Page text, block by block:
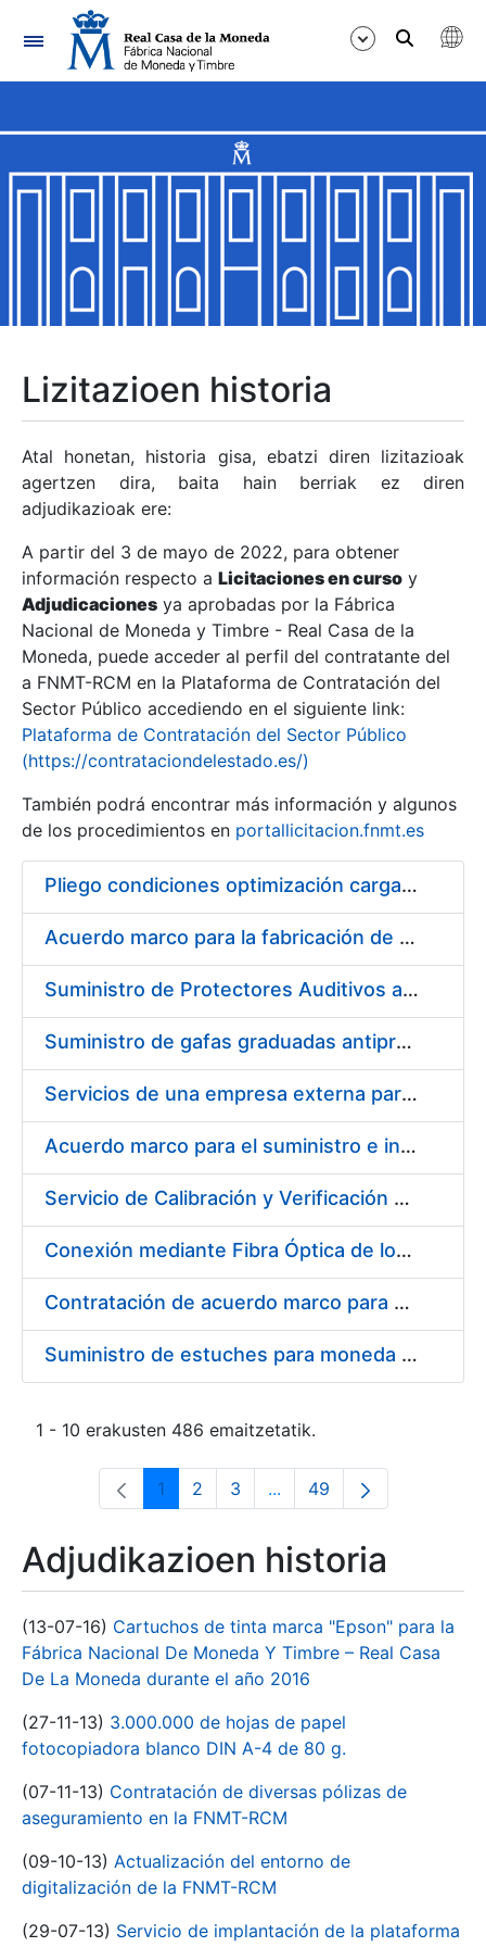
Nabigazioa
Erakutsi/Ezkutatu
Erakutsi/Ezkutatu
Erakutsi/Ezkutatu
Erakutsi/Ezkutatu
Erakutsi/Ezkutatu
Erakutsi/Ezkutatu
Erakutsi/Ezkutatu
Erakutsi/Ezkutatu
Lizitazioen historia
Atal honetan, historia gisa, ebatzi diren lizitazioak
agertzen dira, baita hain berriak ez diren
adjudikazioak ere:
A partir del 3 de mayo de 2022, para obtener
información respecto a Licitaciones en curso y
Adjudicaciones ya aprobadas por la Fábrica
Nacional de Moneda y Timbre - Real Casa de la
Moneda, puede acceder al perfil del contratante del
a FNMT-RCM en la Plataforma de Contratación del
Sector Público accediendo en el siguiente link:
Plataforma de Contratación del Sector Público
(https://contrataciondelestado.es/)
También podrá encontrar más información y algunos
de los procedimientos en portallicitacion.fnmt.es
Pliego condiciones optimización cargas compras firmado
Acuerdo marco para la fabricación de piezas
Suministro de Protectores Auditivos a medida para las personas trabajadoras de los Centros de Trabajo de Madrid y Burgos
Suministro de gafas graduadas antiproyecciones para los trabajadores de la FNMT-RCM en los centros de trabajo de Madrid y Burgos
Servicios de una empresa externa para el asesoramiento y resolución de los recursos de alzada que se presentan relacionados con procesos de selección para la FNMT-RCM
Acuerdo marco para el suministro e instalación de persianas, estores y otros complementos
Servicio de Calibración y Verificación Externa de los Equipos de Medición del Servicio de Prevención de la FNMT-RCM
Conexión mediante Fibra Óptica de los Centros de Proceso de Datos (CPDs) de las sedes de la FNMT-RCM de Burgos y Madrid
Contratación de acuerdo marco para el Suministro de Material de Electricidad para la Fábrica Nacional de Moneda y Timbre-Real Casa de la Moneda en su centro de trabajo de Burgos
Suministro de estuches para moneda de 30 €
1 - 10 erakusten 486 emaitzetatik.
Orrialdea
1 Orrialdea
2 Orrialdea
3 ...Intermediate Pages Use
Orrialdea
49
Adjudikazioen historia
(13-07-16) Cartuchos de tinta marca "Epson" para la
Fábrica Nacional De Moneda Y Timbre – Real Casa
De La Moneda durante el año 2016
(27-11-13) 3.000.000 de hojas de papel
fotocopiadora blanco DIN A-4 de 80 g.
(07-11-13) Contratación de diversas pólizas de
aseguramiento en la FNMT-RCM
(09-10-13) Actualización del entorno de
digitalización de la FNMT-RCM
(29-07-13) Servicio de implantación de la plataforma